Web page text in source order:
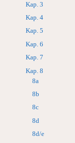
Kap. 3
Kap. 4
Kap. 5
Kap. 6
Kap. 7
Kap. 8
8a
8b
8c
8d
8d/e